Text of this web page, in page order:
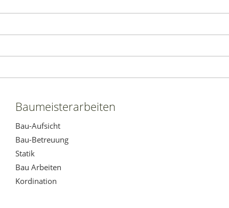
Baumeisterarbeiten
Bau-Aufsicht
Bau-Betreuung
Statik
Bau Arbeiten
Kordination